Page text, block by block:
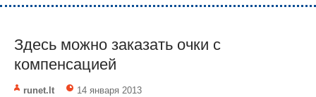
Здесь можно заказать очки с
компенсацией
runet.lt 14 января 2013